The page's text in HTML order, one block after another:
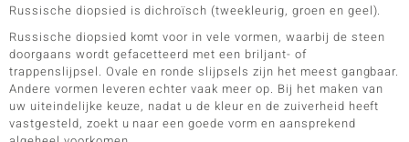
Russische diopsied is dichroïsch (tweekleurig, groen en geel).
Russische diopsied komt voor in vele vormen, waarbij de steen
doorgaans wordt gefacetteerd met een briljant- of
trappenslijpsel. Ovale en ronde slijpsels zijn het meest gangbaar.
Andere vormen leveren echter vaak meer op. Bij het maken van
uw uiteindelijke keuze, nadat u de kleur en de zuiverheid heeft
vastgesteld, zoekt u naar een goede vorm en aansprekend